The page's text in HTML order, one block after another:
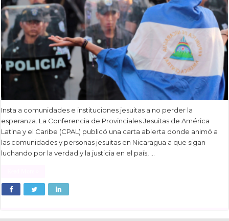
Insta a comunidades e instituciones jesuitas a no perder la
esperanza. La Conferencia de Provinciales Jesuitas de América
Latina y el Caribe (CPAL) publicó una carta abierta donde animó a
las comunidades y personas jesuitas en Nicaragua a que sigan
luchando por la verdad y la justicia en el país, …